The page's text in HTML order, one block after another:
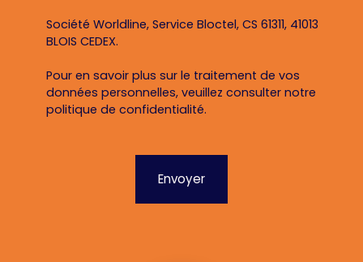
Société Worldline, Service Bloctel, CS 61311, 41013
BLOIS CEDEX.
Pour en savoir plus sur le traitement de vos
données personnelles, veuillez consulter notre
politique de confidentialité.
Envoyer